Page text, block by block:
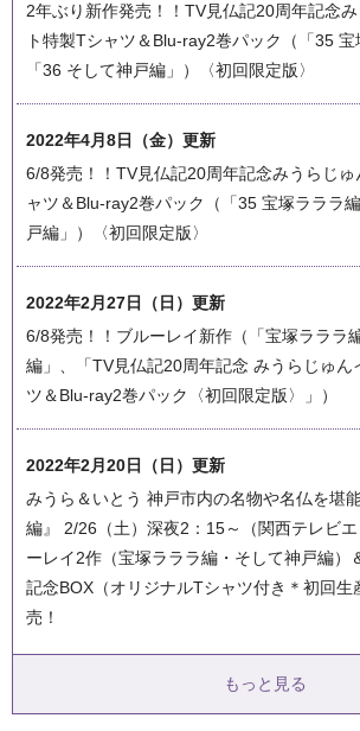
2年ぶり新作発売！！TV見仏記20周年記念
ト特製Tシャツ＆Blu-ray2巻パック（「35 宝
「36 そして神戸編」）〈初回限定版〉
2022年4月8日（金）更新
6/8発売！！TV見仏記20周年記念みうらじ
ャツ＆Blu-ray2巻パック（「35 宝塚ラララ
戸編」）〈初回限定版〉
2022年2月27日（日）更新
6/8発売！！ブルーレイ新作（「宝塚ラララ
編」、「TV見仏記20周年記念 みうらじゅん
ツ＆Blu-ray2巻パック〈初回限定版〉」）
2022年2月20日（日）更新
みうら＆いとう 神戸市内の名物や名仏を堪
編』 2/26（土）深夜2：15～（関西テレビ
ーレイ2作（宝塚ラララ編・そして神戸編）
記念BOX（オリジナルTシャツ付き＊初回生
売！
もっと見る